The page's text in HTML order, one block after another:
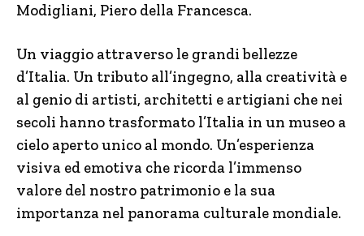
Modigliani, Piero della Francesca.
Un viaggio attraverso le grandi bellezze
d’Italia. Un tributo all’ingegno, alla creatività e
al genio di artisti, architetti e artigiani che nei
secoli hanno trasformato l’Italia in un museo a
cielo aperto unico al mondo. Un’esperienza
visiva ed emotiva che ricorda l’immenso
valore del nostro patrimonio e la sua
importanza nel panorama culturale mondiale.